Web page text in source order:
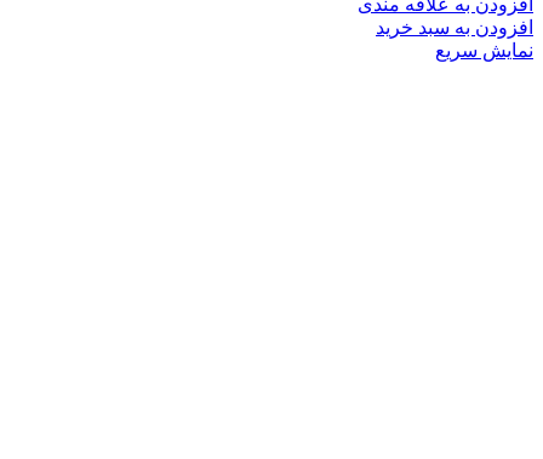
افزودن به علاقه مندی
افزودن به سبد خرید
نمایش سریع